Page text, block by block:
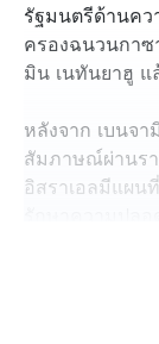
รัฐมนตรีด้านคว
ครองฉนวนกาซ
มิน เนทันยาฮู แ
หลังจาก เบนจ
สัมภาษณ์ผ่านร
อิสราเอลมีแผน